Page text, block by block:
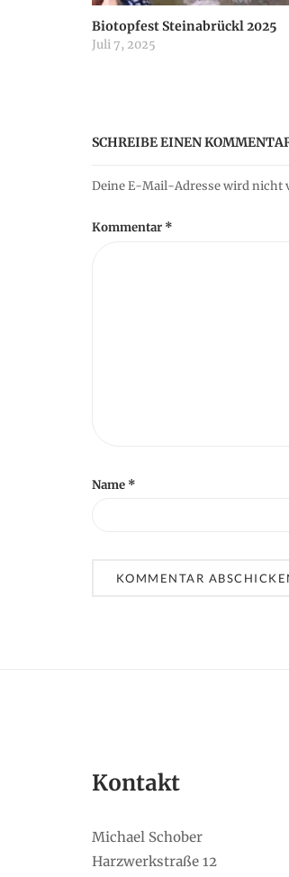
i
t
Biotopfest Steinabrückl 2025
Juli 7, 2025
SCHREIBE EINEN
Deine E-Mail-Adresse wird nicht
Kommentar *
Name *
Kontakt
Michael Schober
Harzwerkstraße 12